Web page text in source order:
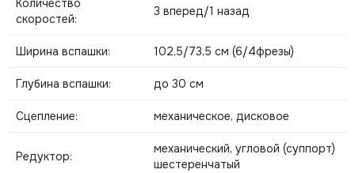
Количество
скоростей:
3 вперед/1 назад
Ширина вспашки: 102,5/73,5 см (6/4фрезы)
Глубина вспашки: до 30 см
Сцепление: механическое, дисковое
Редуктор:
механический, угловой (суппорт)
шестеренчатый